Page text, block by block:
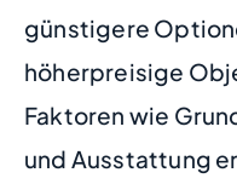
günstigere
höherpreisige
Faktoren wie
und Ausstattung